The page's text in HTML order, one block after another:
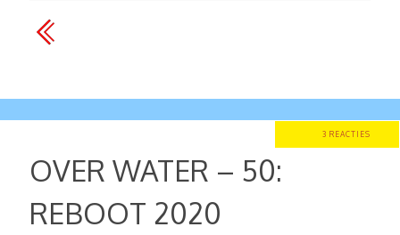
3 REACTIES
OVER WATER – 50:
REBOOT 2020